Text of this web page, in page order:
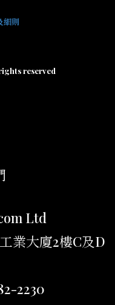
細則
reserved
Ltd
業大廈2樓C及D
2230